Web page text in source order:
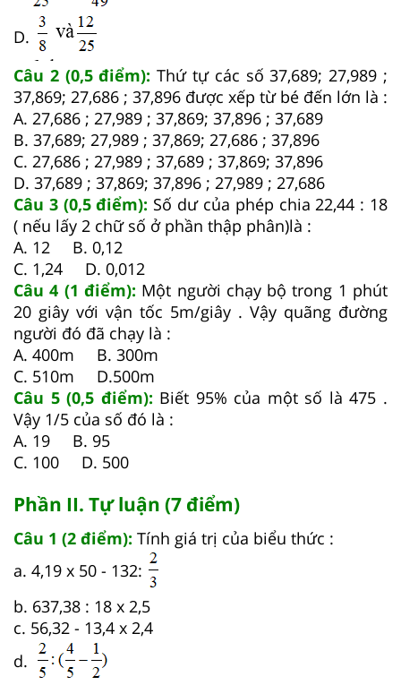
D.
Câu 2 (0,5 điểm): Thứ tự các số 37,689; 27,989 ;
37,869; 27,686 ; 37,896 được xếp từ bé đến lớn là :
A. 27,686 ; 27,989 ; 37,869; 37,896 ; 37,689
B. 37,689; 27,989 ; 37,869; 27,686 ; 37,896
C. 27,686 ; 27,989 ; 37,689 ; 37,869; 37,896
D. 37,689 ; 37,869; 37,896 ; 27,989 ; 27,686
Câu 3 (0,5 điểm): Số dư của phép chia 22,44 : 18
( nếu lấy 2 chữ số ở phần thập phân)là :
A. 12 B. 0,12
C. 1,24 D. 0,012
Câu 4 (1 điểm): Một người chạy bộ trong 1 phút
20 giây với vận tốc 5m/giây . Vậy quãng đường
người đó đã chạy là :
A. 400m B. 300m
C. 510m D.500m
Câu 5 (0,5 điểm): Biết 95% của một số là 475 .
Vậy 1/5 của số đó là :
A. 19 B. 95
C. 100 D. 500
Phần II. Tự luận (7 điểm)
Câu 1 (2 điểm): Tính giá trị của biểu thức :
a. 4,19 x 50 - 132:
b. 637,38 : 18 x 2,5
c. 56,32 - 13,4 x 2,4
d.